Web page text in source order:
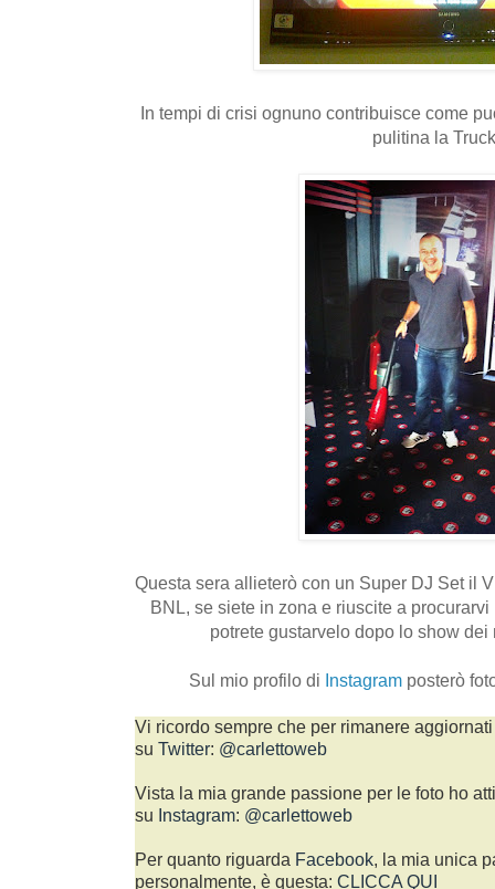
In tempi di crisi ognuno contribuisce come
pulitina la
Questa sera allieterò con un Super DJ Set il
BNL, se siete in zona e riuscite a
potrete gustarvelo dopo lo show
Sul mio profilo di Instagram posterò
Vi ricordo sempre che per rimanere
su Twitter: @carlettoweb
Vista la mia grande passione per le foto ho
su Instagram: @carlettoweb
Per quanto riguarda Facebook, la mia unica
personalmente, è questa: CLICCA QUI